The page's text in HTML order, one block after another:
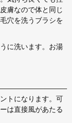
膚なので体と同じ
穴を洗うブラシを
に洗います。お湯
トになります。可
は直接風があたる